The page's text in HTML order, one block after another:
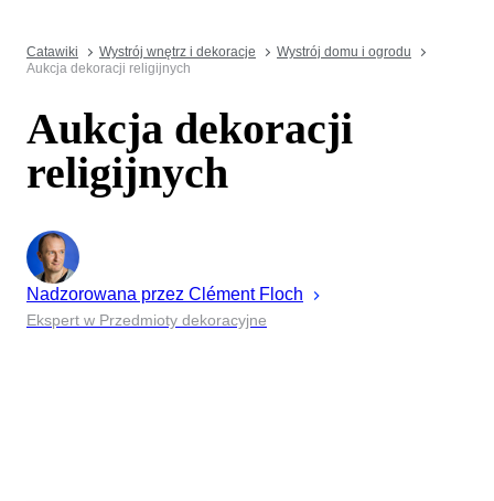
Catawiki Wystrój wnętrz i dekoracje
Wystrój domu i ogrodu
Aukcja dekoracji religijnych
Aukcja dekoracji
religijnych
Nadzorowana przez Clément Floch
Ekspert w Przedmioty dekoracyjne